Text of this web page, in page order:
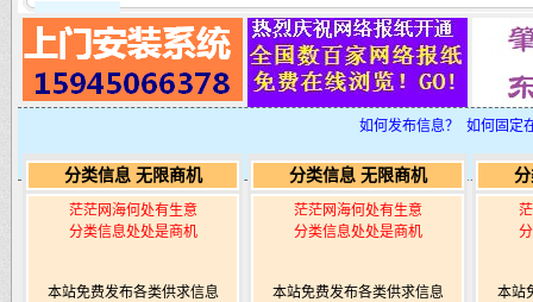
其它店铺
如何发布信息？ 如何固定
分类信息 无限商机
茫茫网海何处有生意
分类信息处处是商机
本站免费发布各类供求信息
分类信息 无限商机
茫茫网海何处有生意
分类信息处处是商机
本站免费发布各类供求信息 本站